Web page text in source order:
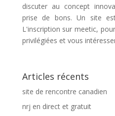
discuter au concept
prise de bons. Un site
L'inscription sur meetic,
privilégiées et vous
Articles récents
site de rencontre canadien
nrj en direct et gratuit